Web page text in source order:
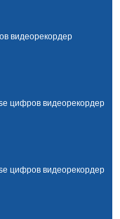
видеорекордер
цифров видеорекордер
цифров видеорекордер